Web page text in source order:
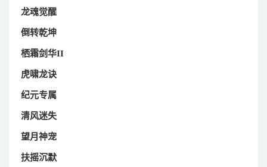
龙魂觉醒
倒转乾坤
栖霜剑华II
虎啸龙诀
纪元专属
清风迷失
望月神宠
扶摇沉默